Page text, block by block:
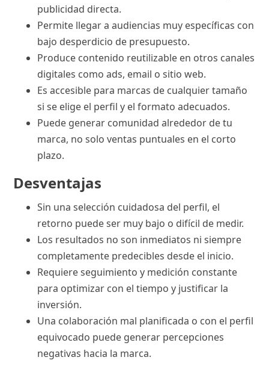
publicidad directa.
Permite llegar a audiencias muy específicas con
bajo desperdicio de presupuesto.
Produce contenido reutilizable en otros canales
digitales como ads, email o sitio web.
Es accesible para marcas de cualquier tamaño
si se elige el perfil y el formato adecuados.
Puede generar comunidad alrededor de tu
marca, no solo ventas puntuales en el corto
plazo.
Desventajas
Sin una selección cuidadosa del perfil, el
retorno puede ser muy bajo o difícil de medir.
Los resultados no son inmediatos ni siempre
completamente predecibles desde el inicio.
Requiere seguimiento y medición constante
para optimizar con el tiempo y justificar la
inversión.
Una colaboración mal planificada o con el perfil
equivocado puede generar percepciones
negativas hacia la marca.